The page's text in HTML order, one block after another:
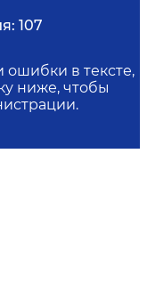
107
в тексте,
ниже, чтобы